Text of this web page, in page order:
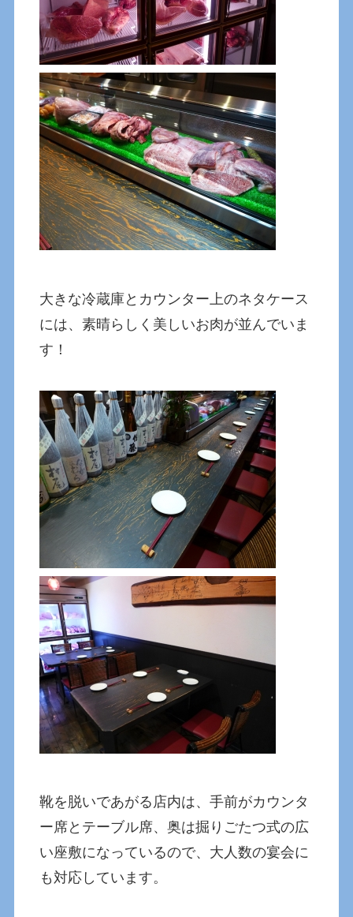
大きな冷蔵庫とカウンター上のネタケース
には、素晴らしく美しいお肉が並んでいま
す！
靴を脱いであがる店内は、手前がカウンタ
ー席とテーブル席、奥は掘りごたつ式の広
い座敷になっているので、大人数の宴会に
も対応しています。